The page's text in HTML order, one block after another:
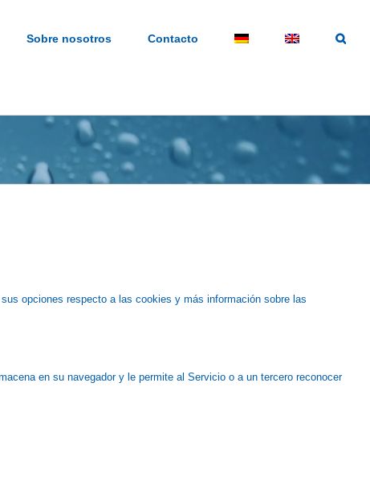
Sobre nosotros Contacto
opciones respecto a las cookies y más información sobre las
en su navegador y le permite al Servicio o a un tercero reconocer